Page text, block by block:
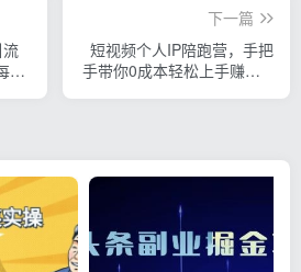
天
下一篇
短视频个人IP陪跑营，手把
手带你0成本轻松上手赚钱 2